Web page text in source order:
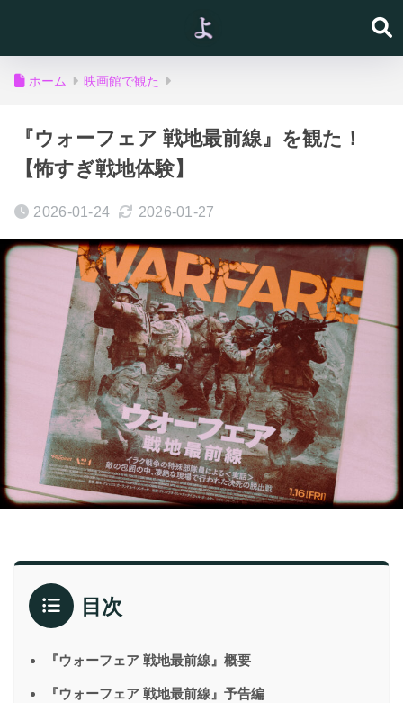
ホーム 映画館で観た
『ウォーフェア 戦地最前線』を観た！
【怖すぎ戦地体験】
2026-01-24 2026-01-27
目次
『ウォーフェア 戦地最前線』概要
『ウォーフェア 戦地最前線』予告編